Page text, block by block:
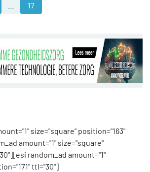
17
size="square" position="163"
amount="1" size="square"
random_ad amount="1"
ttl="30"]